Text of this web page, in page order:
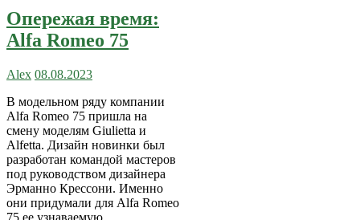
Опережая время:
Alfa Romeo 75
Alex 08.08.2023
В модельном ряду компании
Alfa Romeo 75 пришла на
смену моделям Giulietta и
Alfetta. Дизайн новинки был
разработан командой мастеров
под руководством дизайнера
Эрманно Крессони. Именно
они придумали для Alfa Romeo
75 ее узнаваемую